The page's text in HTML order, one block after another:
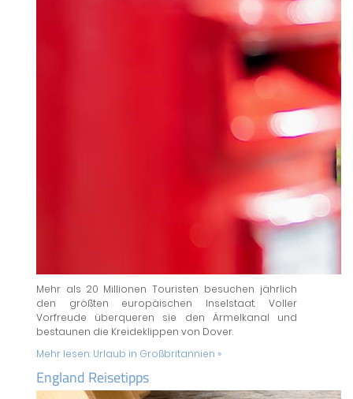
Mehr als 20 Millionen Touristen besuchen jährlich
den größten europäischen Inselstaat. Voller
Vorfreude überqueren sie den Ärmelkanal und
bestaunen die Kreideklippen von Dover.
Mehr lesen: Urlaub in Großbritannien »
England Reisetipps